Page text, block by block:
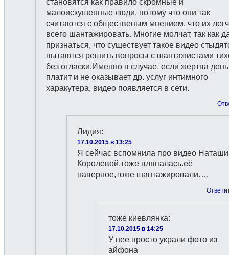
становятся как правило скромные и
малоискушенные люди, потому что они так
считаются с общественым мнением, что их
всего шантажировать. Многие молчат, так как
признаться, что существует такое видео
пытаются решить вопросы с шантажистами
без огласки.Именно в случае, если жертва
платит и не оказывает др. услуг интимного
харакутера, видео появляется в сети.
Лидия:
17.10.2015 в 13:25
Я сейчас вспомнила про видео Наташи
Королевой.тоже вляпалась.её
наверное,тоже шантажировали….
тоже киевлянка:
17.10.2015 в 14:25
У нее просто украли фото из
айфона